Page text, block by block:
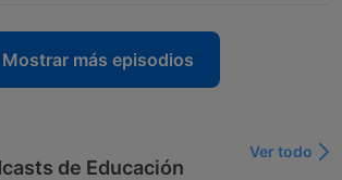
Mostrar más episodios
de Educación
Ver todo